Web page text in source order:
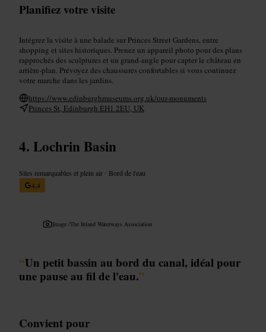
Planifiez votre visite
Intégrez la visite à une balade sur Princes Street Gardens, entre
shopping et sites historiques. Prenez un appareil photo pour des plans
rapprochés des sculptures et un grand-angle pour capter le château en
arrière-plan. Prévoyez des chaussures confortables si vous continuez
votre marche dans les jardins.
https://www.edinburghmuseums.org.uk/our-monuments
Princes St, Edinburgh EH1 2EU, UK
Lochrin Basin
Sites remarquables et plein air • Bord de l'eau
4,4
Image /The Inland Waterways Association
“Un petit bassin au bord du canal, idéal pour
une pause au fil de l'eau.”
Convient pour